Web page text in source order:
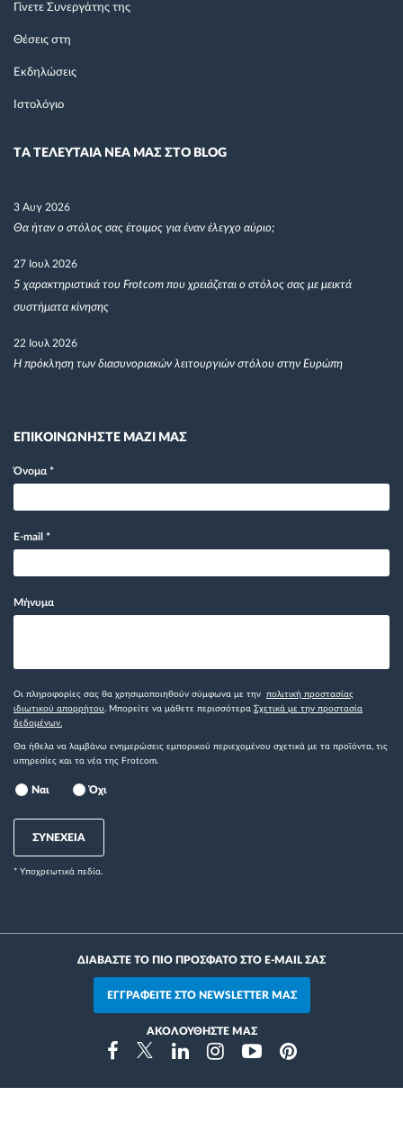
Γίνετε Συνεργάτης της
Θέσεις στη
Εκδηλώσεις
Ιστολόγιο
TΑ ΤΕΛΕΥΤΑΙΑ ΝΕΑ ΜΑΣ ΣΤΟ BLOG
3 Αυγ 2026
Θα ήταν ο στόλος σας έτοιμος για έναν έλεγχο αύριο;
27 Ιουλ 2026
5 χαρακτηριστικά του Frotcom που χρειάζεται ο στόλος σας με μεικτά
συστήματα κίνησης
22 Ιουλ 2026
Η πρόκληση των διασυνοριακών λειτουργιών στόλου στην Ευρώπη
ΕΠΙΚΟΙΝΩΝΗΣΤΕ ΜΑΖΙ ΜΑΣ
Όνομα *
E-mail *
Μήνυμα
Οι πληροφορίες σας θα χρησιμοποιηθούν σύμφωνα με την πολιτική προστασίας
ιδιωτικού απορρήτου . Μπορείτε να μάθετε περισσότερα Σχετικά με την προστασία
δεδομένων.
Θα ήθελα να λαμβάνω ενημερώσεις εμπορικού περιεχομένου σχετικά με τα προϊόντα, τις
υπηρεσίες και τα νέα της Frotcom.
Ναι Όχι
ΣΥΝΕΧΕΙΑ
* Yποχρεωτικά πεδία.
ΔΙΑΒΑΣΤΕ ΤΟ ΠΙΟ ΠΡΟΣΦΑΤΟ ΣΤΟ E-MAIL ΣΑΣ
ΕΓΓΡΑΦΕΙΤΕ ΣΤΟ NEWSLETTER ΜΑΣ
ΑΚΟΛΟΥΘΗΣΤΕ ΜΑΣ
FacebookTwitterLinkedinInstragramYoutubePinterest